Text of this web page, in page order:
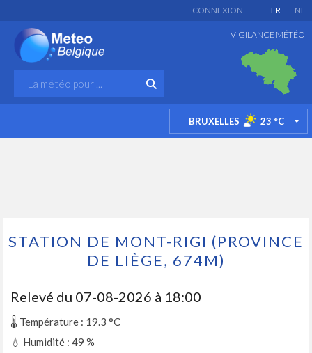
FR NL
CONNEXION
VIGILANCE MÉTÉO
BRUXELLES 23 °C
STATION DE MONT-RIGI (PROVINCE
DE LIÈGE, 674M)
Relevé du 07-08-2026 à 18:00
🌡️ Température : 19.3 °C
💧 Humidité : 49 %